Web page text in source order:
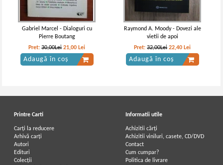
Gabriel Marcel - Dialoguri cu
Pierre Boutang
Pret:30,00Lei 21,00 Lei
Adaugă în coș
Raymond A. Moody - Dovezi ale
vietii de apoi
Pret:32,00Lei 22,40 Lei
Adaugă în coș
Printre Carti
Carți la reducere
Arhivă carți
Autori
Edituri
Colecții
Informatii utile
Achizitii cărți
Achizitii viniluri, casete, CD/DVD
Contact
Cum cumpar?
Politica de livrare